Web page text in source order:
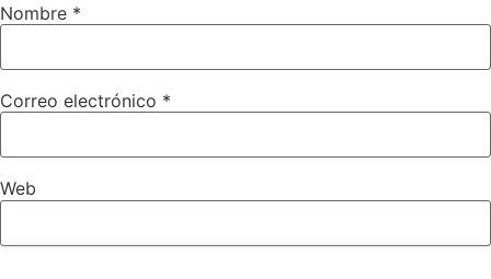
Nombre *
Correo electrónico *
Web